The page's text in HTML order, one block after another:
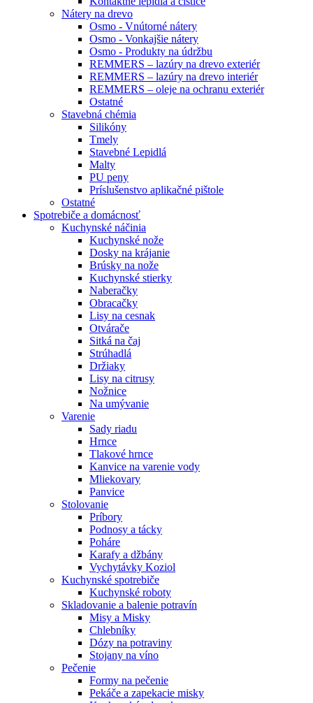
Nátery na drevo
Osmo - Vnútorné nátery
Osmo - Vonkajšie nátery
Osmo - Produkty na údržbu
REMMERS – lazúry na drevo exteriér
REMMERS – lazúry na drevo interiér
REMMERS – oleje na ochranu exteriér
Ostatné
Stavebná chémia
Silikóny
Tmely
Stavebné Lepidlá
Malty
PU peny
Príslušenstvo aplikačné pištole
Ostatné
Spotrebiče a domácnosť
Kuchynské náčinia
Kuchynské nože
Dosky na krájanie
Brúsky na nože
Kuchynské stierky
Naberačky
Obracačky
Lisy na cesnak
Otvárače
Sitká na čaj
Strúhadlá
Držiaky
Lisy na citrusy
Nožnice
Na umývanie
Varenie
Sady riadu
Hrnce
Tlakové hrnce
Kanvice na varenie vody
Mliekovary
Panvice
Stolovanie
Príbory
Podnosy a tácky
Poháre
Karafy a džbány
Vychytávky Koziol
Kuchynské spotrebiče
Kuchynské roboty
Skladovanie a balenie potravín
Misy a Misky
Chlebníky
Dózy na potraviny
Stojany na víno
Pečenie
Formy na pečenie
Pekáče a zapekacie misky